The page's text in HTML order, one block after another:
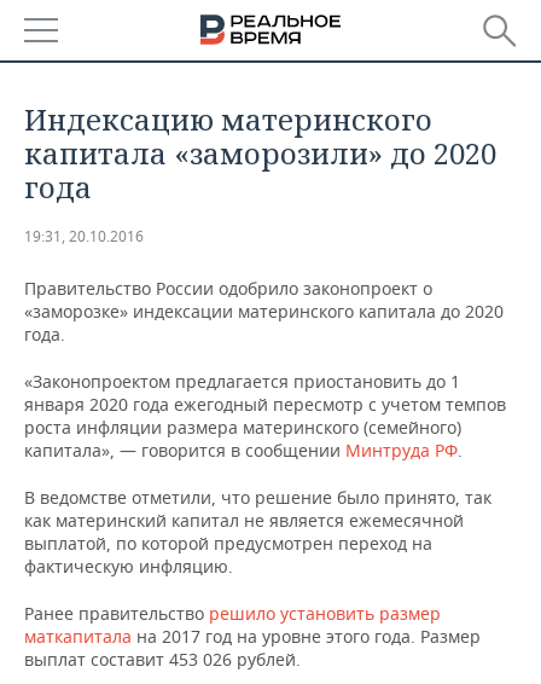
БАШКОРТОСТАН
ТАТАРСТАН
НОВОСТИ
АНАЛИТИКА
ДЕКЛАРАЦИИ О ДОХОДАХ
ВУЗЫ ТАТАРСТАНА
ТОРГОВЫЕ ЦЕНТРЫ
ТАТАРСТАНА
НОВОСТИ ЭКОНОМИКИ
БАНКИ
ИНВЕСТИЦИИ
ПРОМЫШЛЕННОСТЬ
ПРОМЫШЛЕННОСТИ
АГРОПРОМ
МАШИНОСТРОЕНИЕ
НЕФТЕХИМИЯ
НЕФТЬ
ОПК
НОВОСТИ НЕДВИЖИМОСТИ
АВТО
НОВОСТИ БИЗНЕСА
ТРАНСПОРТ
ТЕХНОЛОГИИ
IT
НОВОСТИ МЕРОПРИЯТИЙ
СПОРТ
Индексацию материнского
капитала «заморозили» до 2020
года
19:31, 20.10.2016
Правительство России одобрило законопроект о
«заморозке» индексации материнского капитала до 2020
года.
«Законопроектом предлагается приостановить до 1
января 2020 года ежегодный пересмотр с учетом темпов
роста инфляции размера материнского (семейного)
капитала», — говорится в сообщении Минтруда РФ.
В ведомстве отметили, что решение было принято, так
как материнский капитал не является ежемесячной
выплатой, по которой предусмотрен переход на
фактическую инфляцию.
Ранее правительство решило установить размер
маткапитала на 2017 год на уровне этого года. Размер
выплат составит 453 026 рублей.